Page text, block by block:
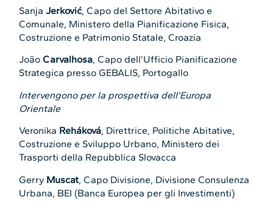
SanjaJerković, Capo del Settore Abitativo e
Comunale, Ministero della Pianificazione Fisica,
Costruzione e Patrimonio Statale, Croazia
JoãoCarvalhosa, Capo dell’Ufficio Pianificazione
Strategica presso GEBALIS, Portogallo
Intervengono per la prospettiva dell’Europa
Orientale
Veronika Reháková, Direttrice, Politiche Abitative,
Costruzione e Sviluppo Urbano, Ministero dei
Trasporti della Repubblica Slovacca
Gerry Muscat, Capo Divisione, Divisione Consulenza
Urbana, BEI (Banca Europea per gli Investimenti)